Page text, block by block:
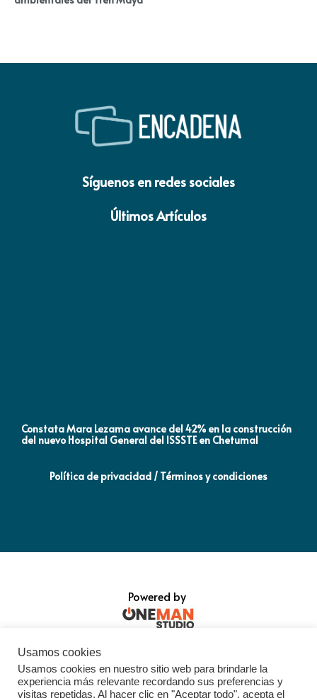
Síguenos en redes sociales
Últimos Artículos
Constata Mara Lezama avance del 42% en la construcción
del nuevo Hospital General del ISSSTE en Chetumal
Política de privacidad / Términos y condiciones
Powered by
Usamos cookies
Usamos cookies en nuestro sitio web para brindarle la
experiencia más relevante recordando sus preferencias y
visitas repetidas. Al hacer clic en "Aceptar todo", acepta el